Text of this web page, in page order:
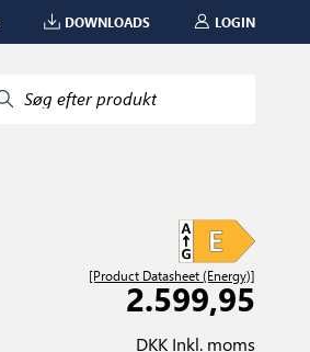
DOWNLOADS LOGIN
Søg efter produkt
[Product Datasheet (Energy)]
2.599,95
DKK Inkl. moms